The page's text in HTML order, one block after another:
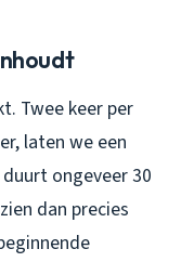
Twee keer per
laten we een
ongeveer 30
dan precies